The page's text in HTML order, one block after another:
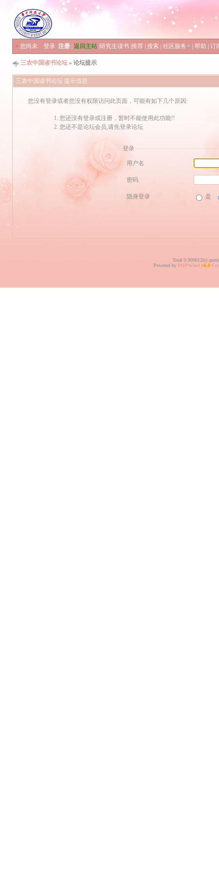
» 您尚未 登录 注册 返回主站 研究生读书 推荐 搜索 社区服务 帮助 订
三农中国读书论坛 » 论坛提示
三农中国读书论坛 提示信息
您没有登录或者您没有权限访问此页面，可能有如下几个原因:
您还没有登录或注册，暂时不能使用此功能!!
您还不是论坛会员,请先登录论坛
登录
用户名
密码
隐身登录 是
Total 0.900012(s)
Powered by PHPWind v6.0